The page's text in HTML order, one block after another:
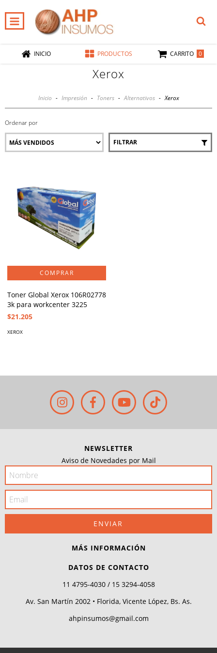
INICIO PRODUCTOS CARRITO 0
Xerox
Inicio - Impresión - Toners - Alternativos - Xerox
Ordenar por
FILTRAR
Toner Global Xerox 106R02778
3k para workcenter 3225
$21.205
XEROX
NEWSLETTER
Aviso de Novedades por Mail
MÁS INFORMACIÓN
DATOS DE CONTACTO
11 4795-4030 / 15 3294-4058
Av. San Martín 2002 • Florida, Vicente López, Bs. As.
ahpinsumos@gmail.com